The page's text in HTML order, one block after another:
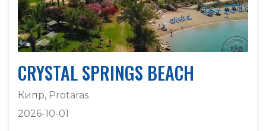
CRYSTAL SPRINGS BEACH
Кипр, Protaras
2026-10-01